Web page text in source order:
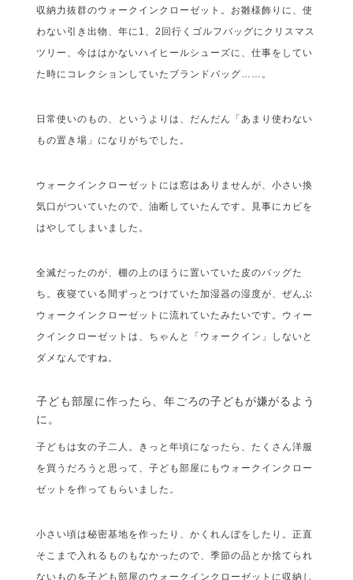
収納力抜群のウォークインクローゼット。お雛様飾りに、使
わない引き出物、年に1、2回行くゴルフバッグにクリスマス
ツリー、今ははかないハイヒールシューズに、仕事をしてい
た時にコレクションしていたブランドバッグ……。
日常使いのもの、というよりは、だんだん「あまり使わない
もの置き場」になりがちでした。
ウォークインクローゼットには窓はありませんが、小さい換
気口がついていたので、油断していたんです。見事にカビを
はやしてしまいました。
全滅だったのが、棚の上のほうに置いていた皮のバッグた
ち。夜寝ている間ずっとつけていた加湿器の湿度が、ぜんぶ
ウォークインクローゼットに流れていたみたいです。ウィー
クインクローゼットは、ちゃんと「ウォークイン」しないと
ダメなんですね。
子ども部屋に作ったら、年ごろの子どもが嫌がるよう
に。
子どもは女の子二人。きっと年頃になったら、たくさん洋服
を買うだろうと思って、子ども部屋にもウォークインクロー
ゼットを作ってもらいました。
小さい頃は秘密基地を作ったり、かくれんぼをしたり。正直
そこまで入れるものもなかったので、季節の品とか捨てられ
ないものを子ども部屋のウォークインクローゼットに収納し